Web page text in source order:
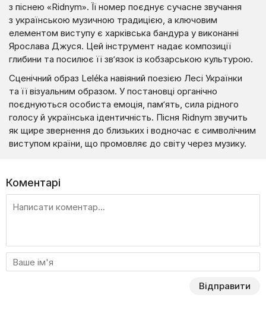
з піснею «Ridnym». Її номер поєднує сучасне звучання
з українською музичною традицією, а ключовим
елементом виступу є харківська бандура у виконанні
Ярослава Джуся. Цей інструмент надає композиції
глибини та посилює її зв’язок із кобзарською культурою.
Сценічний образ Leléka навіяний поезією Лесі Українки
та її візуальним образом. У постановці органічно
поєднуються особиста емоція, пам’ять, сила рідного
голосу й українська ідентичність. Пісня Ridnym звучить
як щире звернення до близьких і водночас є символічним
виступом країни, що промовляє до світу через музику.
Коментарі
Відправити